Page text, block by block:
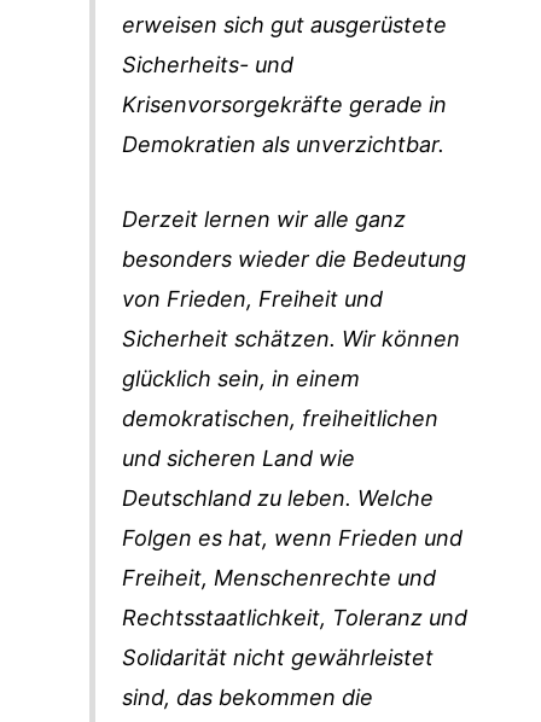
erweisen sich gut ausgerüstete
Sicherheits- und
Krisenvorsorgekräfte gerade in
Demokratien als unverzichtbar.
Derzeit lernen wir alle ganz
besonders wieder die Bedeutung
von Frieden, Freiheit und
Sicherheit schätzen. Wir können
glücklich sein, in einem
demokratischen, freiheitlichen
und sicheren Land wie
Deutschland zu leben. Welche
Folgen es hat, wenn Frieden und
Freiheit, Menschenrechte und
Rechtsstaatlichkeit, Toleranz und
Solidarität nicht gewährleistet
sind, das bekommen die